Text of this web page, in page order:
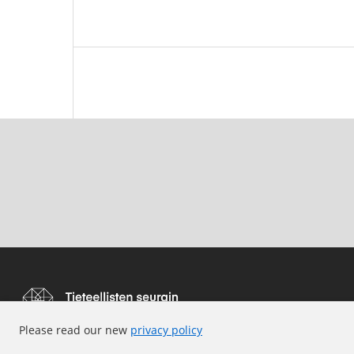
Please read our new privacy policy